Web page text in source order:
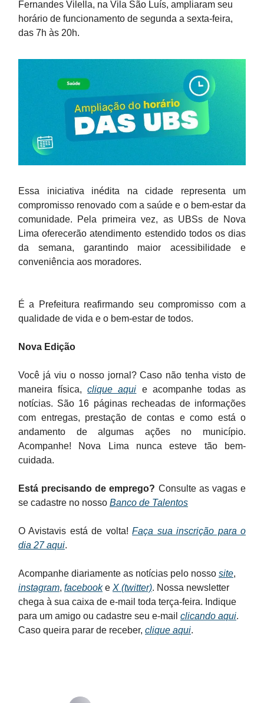
Fernandes Vilella, na Vila São Luís, ampliaram seu
horário de funcionamento de segunda a sexta-feira,
das 7h às 20h.
Essa iniciativa inédita na cidade representa um
compromisso renovado com a saúde e o bem-estar da
comunidade. Pela primeira vez, as UBSs de Nova
Lima oferecerão atendimento estendido todos os dias
da semana, garantindo maior acessibilidade e
conveniência aos moradores.
É a Prefeitura reafirmando seu compromisso com a
qualidade de vida e o bem-estar de todos.
Nova Edição
Você já viu o nosso jornal? Caso não tenha visto de
maneira física,clique aqui e acompanhe todas as
notícias. São 16 páginas recheadas de informações
com entregas, prestação de contas e como está o
andamento de algumas ações no município.
Acompanhe! Nova Lima nunca esteve tão bem-
cuidada.
Está precisando de emprego? Consulte as vagas e
se cadastre no nosso Banco de Talentos
O Avistavis está de volta!Faça sua inscrição para o
dia 27 aqui.
Acompanhe diariamente as notícias pelo nosso site,
instagram, facebooke X (twitter). Nossa newsletter
chega à sua caixa de e-mail toda terça-feira. Indique
para um amigo ou cadastre seu e-mail clicando aqui.
Caso queira parar de receber, clique aqui.